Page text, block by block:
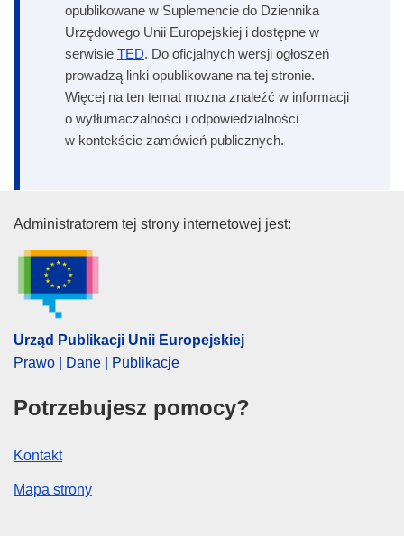
opublikowane w Suplemencie do Dziennika
Urzędowego Unii Europejskiej i dostępne w
serwisie TED. Do oficjalnych wersji ogłoszeń
prowadzą linki opublikowane na tej stronie.
Więcej na ten temat można znaleźć w informacji
o wytłumaczalności i odpowiedzialności
w kontekście zamówień publicznych.
Urząd Publikacji Unii
Administratorem tej strony internetowej jest:
Urząd Publikacji Unii Europejskiej
Prawo | Dane | Publikacje
Potrzebujesz pomocy?
Kontakt
Mapa strony